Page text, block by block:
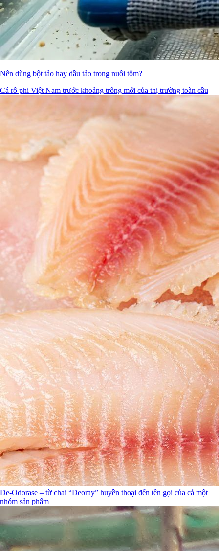
Nên dùng bột tảo hay dầu tảo trong nuôi tôm?
Cá rô phi Việt Nam trước khoảng trống mới của thị trường toàn cầu
De-Odorase – từ chai “Deoray” huyền thoại đến tên gọi của cả một
nhóm sản phẩm